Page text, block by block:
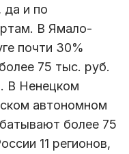
да и по
В Ямало-
почти 30%
75 тыс. руб.
В Hенецком
автономном
более 75
11 регионов,